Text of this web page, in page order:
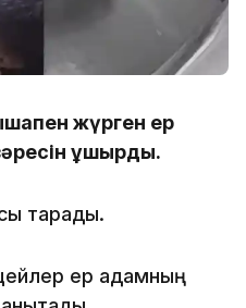
жүрген ер
ұшырды.
тарады.
ер адамның